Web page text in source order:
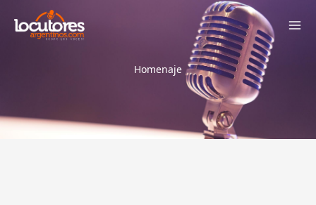
contenido
Homenaje